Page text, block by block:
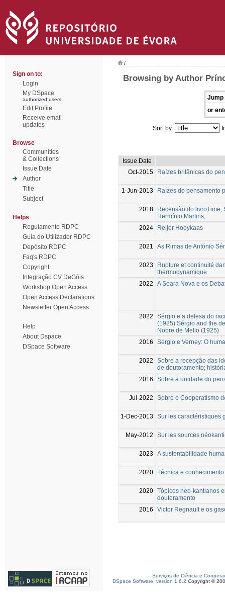
Sign on to:
Login
My DSpace
authorized users
Edit Profile
Receive email
updates
Browse
Communities
& Collections
Issue Date
Author
Title
Subject
Helps
Regulamento RDPC
Guia do Utilizador RDPC
Depósito RDPC
Faq's RDPC
Copyright
Integração CV DeGóis
Workshop Open Access
Open Access Declarations
Newsletter Open Access
Help
About Dspace
DSpace Software
/
Browsing by Author
Jump
or
Sort by:
Issue Date
Oct-2015
Raízes britânicas do
1-Jun-2013 Raízes do pensamento
2018
Recensão do livroTime,
Hermínio Martins,
2024
Reijer Hooykaas
2021 As Rimas de António
2023
Rupture et continuité
thermodynamique
2022
A Seara Nova e os
2022
Sérgio e a defesa do
(1925) Sérgio and the
Nobre de Mello (1925)
2016
Sérgio e Verney: O
2022
Sobre a recepção das
de doutoramento;
2016
Sobre a unidade do
Jul-2022 Sobre o Cooperatismo
1-Dec-2013 Sur les caractéristiques
May-2012 Sur les sources
2023 A sustentabilidade
2020 Técnica e
2020 Tópicos neo-kantianos
doutoramento
2016
Victor Regnault e os
Serviços de Ciência e
DSpace Software, version 1.6.2 Copyright ©